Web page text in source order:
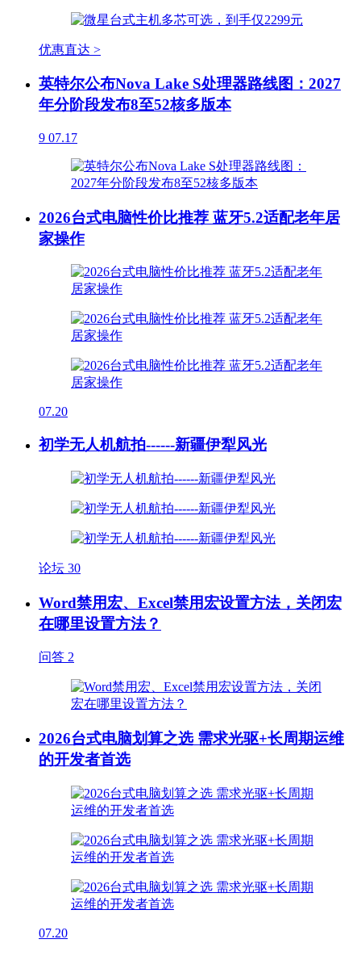
优惠直达 >
英特尔公布Nova Lake S处理器路线图：2027
年分阶段发布8至52核多版本
9 07.17
2026台式电脑性价比推荐 蓝牙5.2适配老年居
家操作
07.20
初学无人机航拍------新疆伊犁风光
论坛 30
Word禁用宏、Excel禁用宏设置方法，关闭宏
在哪里设置方法？
问答 2
2026台式电脑划算之选 需求光驱+长周期运维
的开发者首选
07.20